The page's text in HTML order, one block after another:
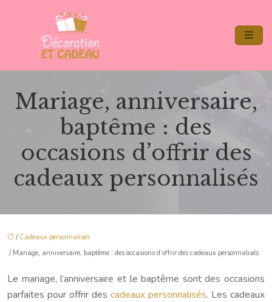
Mariage, anniversaire,
baptême : des
occasions d’offrir des
cadeaux personnalisés
/ Cadeaux personnalisés
/ Mariage, anniversaire, baptême : des occasions d’offrir des cadeaux personnalisés
Le mariage, l’anniversaire et le baptême sont des occasions
parfaites pour offrir des cadeaux personnalisés. Les cadeaux